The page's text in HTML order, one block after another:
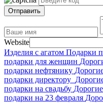
Отправить
Website
Изделия с агатом Подарки
подарки для женщин
подарки нефтянику
подарки директору
подарки на свадьбу
подарки на 23 февраля